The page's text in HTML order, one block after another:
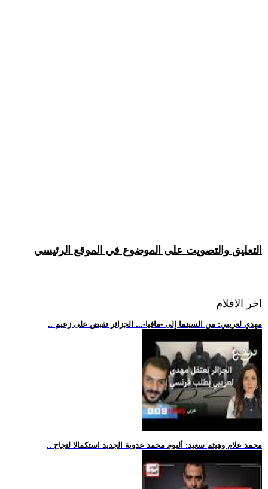
التعليق والتصويت على الموضوع في الموقع الرئيسي
اخر الافلام
.. مهدي لعريبي: من السينما إلى -مافيا-... الجزائر تقبض على زعيم
.. محمد علام وهيثم سعيد: ألبوم محمد عدوية الجديد استكمالا لنجاح